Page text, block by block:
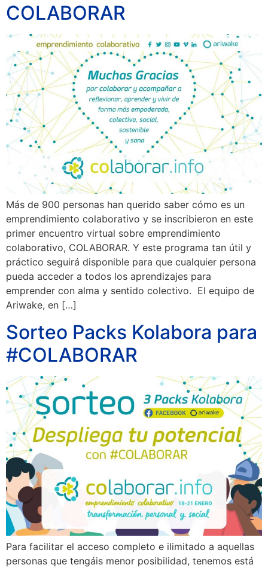
COLABORAR
Más de 900 personas han querido saber cómo es un
emprendimiento colaborativo y se inscribieron en este
primer encuentro virtual sobre emprendimiento
colaborativo, COLABORAR. Y este programa tan útil y
práctico seguirá disponible para que cualquier persona
pueda acceder a todos los aprendizajes para
emprender con alma y sentido colectivo. El equipo de
Ariwake, en […]
Sorteo Packs Kolabora para
#COLABORAR
Para facilitar el acceso completo e ilimitado a aquellas
personas que tengáis menor posibilidad, tenemos está